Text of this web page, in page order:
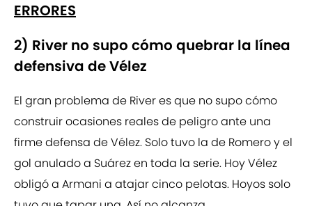
ERRORES
2) River no supo cómo quebrar la línea
defensiva de Vélez
El gran problema de River es que no supo cómo
construir ocasiones reales de peligro ante una
firme defensa de Vélez. Solo tuvo la de Romero y el
gol anulado a Suárez en toda la serie. Hoy Vélez
obligó a Armani a atajar cinco pelotas. Hoyos solo